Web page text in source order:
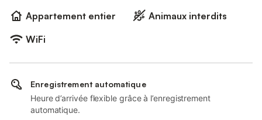
Appartement entier
Animaux interdits
WiFi
Enregistrement automatique
Heure d’arrivée flexible grâce à l’enregistrement
automatique.